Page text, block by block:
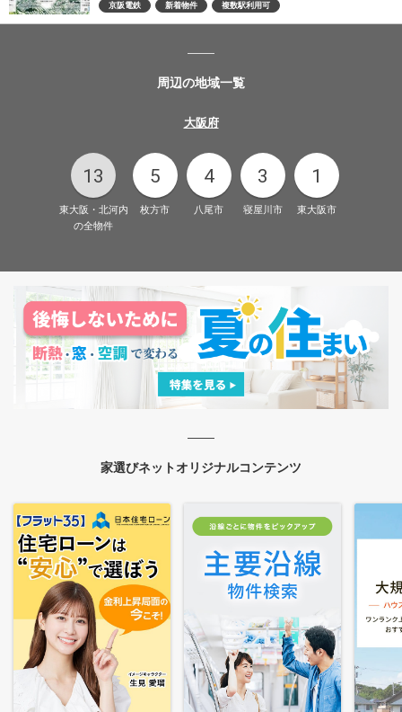
京阪電鉄 新着物件 複数駅利用可
周辺の地域一覧
大阪府
13
東大阪・北河内
の全物件
5
枚方市
4
八尾市
3
寝屋川市
1
東大阪市
家選びネットオリジナルコンテンツ